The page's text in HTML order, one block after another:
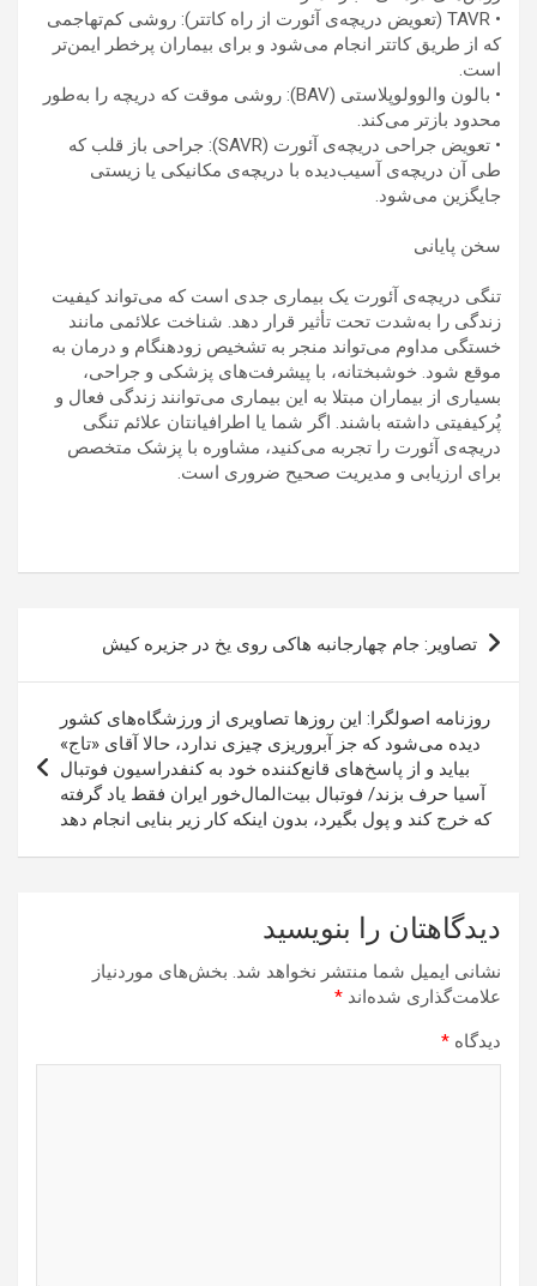
• TAVR (تعویض دریچه‌ی آئورت از راه کاتتر): روشی کم‌تهاجمی
که از طریق کاتتر انجام می‌شود و برای بیماران پرخطر ایمن‌تر
است.
• بالون والوولوپلاستی (BAV): روشی موقت که دریچه را به‌طور
محدود بازتر می‌کند.
• تعویض جراحی دریچه‌ی آئورت (SAVR): جراحی باز قلب که
طی آن دریچه‌ی آسیب‌دیده با دریچه‌ی مکانیکی یا زیستی
جایگزین می‌شود.
سخن پایانی
تنگی دریچه‌ی آئورت یک بیماری جدی است که می‌تواند کیفیت
زندگی را به‌شدت تحت تأثیر قرار دهد. شناخت علائمی مانند
خستگی مداوم می‌تواند منجر به تشخیص زودهنگام و درمان به
موقع شود. خوشبختانه، با پیشرفت‌های پزشکی و جراحی،
بسیاری از بیماران مبتلا به این بیماری می‌توانند زندگی فعال و
پُرکیفیتی داشته باشند. اگر شما یا اطرافیانتان علائم تنگی
دریچه‌ی آئورت را تجربه می‌کنید، مشاوره با پزشک متخصص
برای ارزیابی و مدیریت صحیح ضروری است.
راهبری
نوشته
تصاویر: جام چهارجانبه هاکی روی یخ در جزیره کیش
روزنامه اصولگرا: این روزها تصاویری از ورزشگاه‌های کشور
دیده می‌شود که جز آبروریزی چیزی ندارد، حالا آقای «تاج»
بیاید و از پاسخ‌های قانع‌کننده‌ خود به کنفدراسیون فوتبال
آسیا حرف بزند/ فوتبال بیت‌المال‌خور ایران فقط یاد گرفته
که خرج کند و پول بگیرد، بدون اینکه کار زیر بنایی انجام دهد
دیدگاهتان را بنویسید
نشانی ایمیل شما منتشر نخواهد شد. بخش‌های موردنیاز
علامت‌گذاری شده‌اند *
دیدگاه *